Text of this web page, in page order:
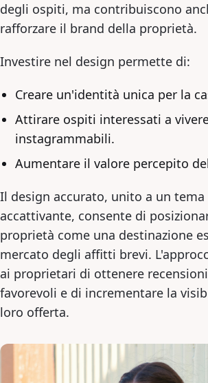
degli ospiti, ma contribuiscono
rafforzare il brand della proprietà.
Investire nel design permette di:
Creare un'identità unica per la
Attirare ospiti interessati a
instagrammabili.
Aumentare il valore percepito
Il design accurato, unito a un tema
accattivante, consente di
proprietà come una destinazione
mercato degli affitti brevi.
ai proprietari di ottenere
favorevoli e di incrementare la
loro offerta.